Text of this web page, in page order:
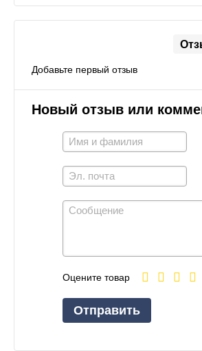
Добавьте первый отзыв
Новый отзыв или
Оцените товар
Отправить